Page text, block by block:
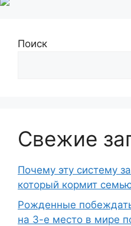
Поиск
Свежие
Почему эту систему
который кормит
Рожденные
на 3-е место в мире